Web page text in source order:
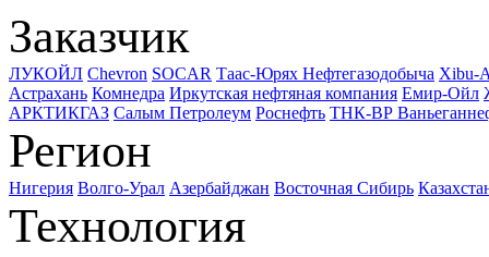
Заказчик
ЛУКОЙЛ Chevron SOCAR Таас-Юрях Нефтегазодобыча Xibu-
Астрахань Комнедра Иркутская нефтяная компания Емир-Ойл
АРКТИКГАЗ Салым Петролеум Роснефть ТНК-ВР
Регион
Нигерия Волго-Урал Азербайджан Восточная Сибирь
Технология